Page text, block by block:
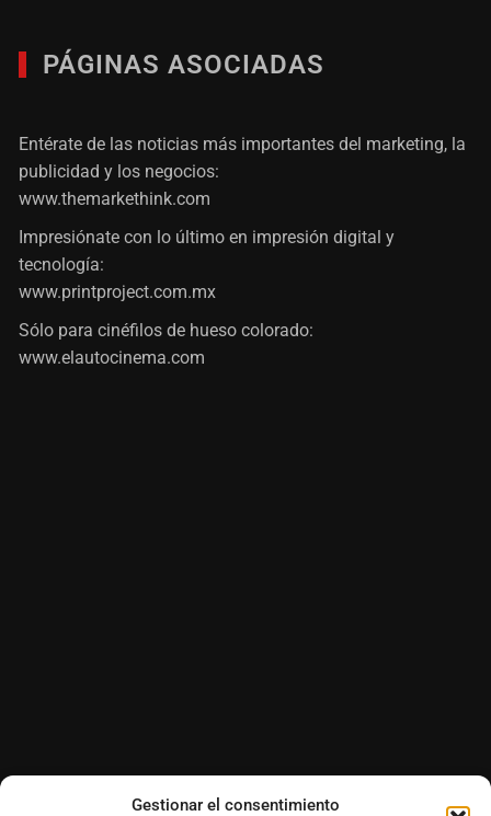
Gestionar el consentimiento
PÁGINAS ASOCIADAS
Entérate de las noticias más importantes del marketing, la
publicidad y los negocios:
www.themarkethink.com
Impresiónate con lo último en impresión digital y
tecnología:
www.printproject.com.mx
Sólo para cinéfilos de hueso colorado:
www.elautocinema.com